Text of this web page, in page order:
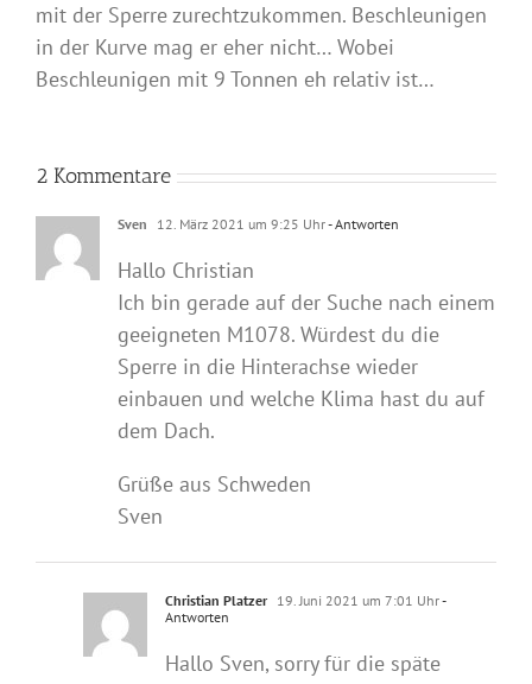
mit der Sperre zurechtzukommen. Beschleunigen
in der Kurve mag er eher nicht… Wobei
Beschleunigen mit 9 Tonnen eh relativ ist…
2 Kommentare
Sven 12. März 2021 um 9:25 Uhr- Antworten
Hallo Christian
Ich bin gerade auf der Suche nach einem
geeigneten M1078. Würdest du die
Sperre in die Hinterachse wieder
einbauen und welche Klima hast du auf
dem Dach.
Grüße aus Schweden
Sven
Christian Platzer 19. Juni 2021 um 7:01 Uhr-
Antworten
Hallo Sven, sorry für die späte